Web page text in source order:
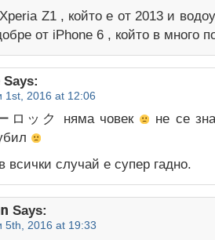
Z1 , който е от 2013 и
от iPhone 6 , който в много
Says:
1st, 2016 at 12:06
ロック няма човек
не се
всички случай е супер гадно.
Says:
5th, 2016 at 19:33